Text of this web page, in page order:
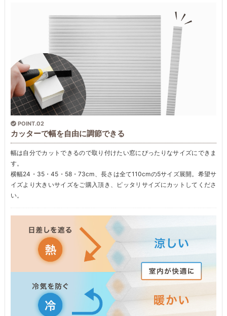
POINT.02
カッターで幅を自由に調節できる
幅は自分でカットできるので取り付けたい窓にぴったりなサイズにできま
す。
横幅24・35・45・58・73cm、長さは全て110cmの5サイズ展開。希望サ
イズより大きいサイズをご購入頂き、ピッタリサイズにカットしてくださ
い。